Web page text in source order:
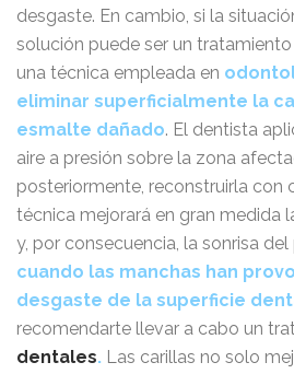
desgaste. En cambio, si la
solución puede ser un
una técnica empleada en
eliminar superficialmente la
esmalte dañado. El dentista
aire a presión sobre la zona
posteriormente, reconstruirla con
técnica mejorará en gran medida
y, por consecuencia, la sonrisa
cuando las manchas han
desgaste de la superficie
recomendarte llevar a cabo un
dentales. Las carillas no solo